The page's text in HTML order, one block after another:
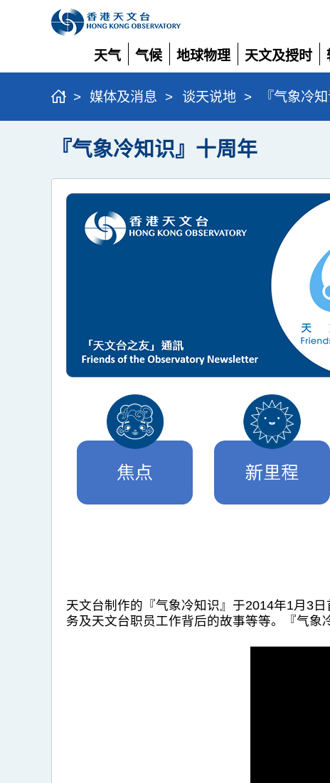
天气
展
开
气候
展
开
地球物理
展
开
天文及授时
展
开
> 媒体及消息 > 谈天说地 > 『气象冷
『气象冷知识』十周年
天文台制作的『气象冷知识』于2014年1月3
务及天文台职员工作背后的故事等等。『气象